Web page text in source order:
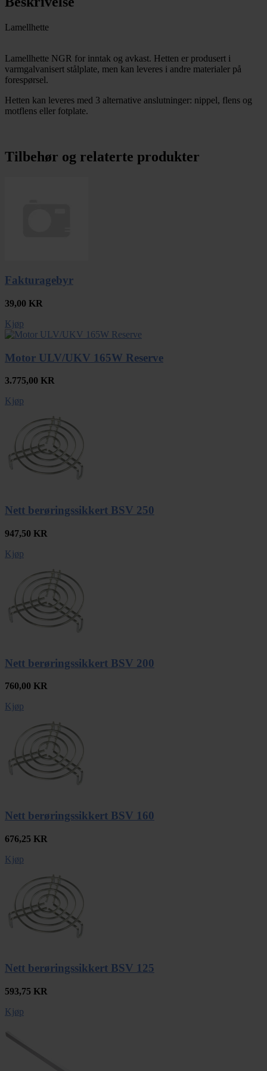
Lamellhette
Lamellhette NGR for inntak og avkast. Hetten er produsert i
varmgalvanisert stålplate, men kan leveres i andre materialer på
forespørsel.
Hetten kan leveres med 3 alternative anslutninger: nippel, flens og
motflens eller fotplate.
Tilbehør og relaterte produkter
Fakturagebyr
39,00 KR
Kjøp
Motor ULV/UKV 165W Reserve
3.775,00 KR
Kjøp
Nett berøringssikkert BSV 250
947,50 KR
Kjøp
Nett berøringssikkert BSV 200
760,00 KR
Kjøp
Nett berøringssikkert BSV 160
676,25 KR
Kjøp
Nett berøringssikkert BSV 125
593,75 KR
Kjøp